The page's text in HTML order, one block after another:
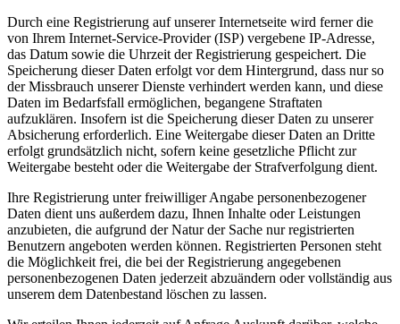
Durch eine Registrierung auf unserer Internetseite wird ferner die
von Ihrem Internet-Service-Provider (ISP) vergebene IP-Adresse,
das Datum sowie die Uhrzeit der Registrierung gespeichert. Die
Speicherung dieser Daten erfolgt vor dem Hintergrund, dass nur so
der Missbrauch unserer Dienste verhindert werden kann, und diese
Daten im Bedarfsfall ermöglichen, begangene Straftaten
aufzuklären. Insofern ist die Speicherung dieser Daten zu unserer
Absicherung erforderlich. Eine Weitergabe dieser Daten an Dritte
erfolgt grundsätzlich nicht, sofern keine gesetzliche Pflicht zur
Weitergabe besteht oder die Weitergabe der Strafverfolgung dient.
Ihre Registrierung unter freiwilliger Angabe personenbezogener
Daten dient uns außerdem dazu, Ihnen Inhalte oder Leistungen
anzubieten, die aufgrund der Natur der Sache nur registrierten
Benutzern angeboten werden können. Registrierten Personen steht
die Möglichkeit frei, die bei der Registrierung angegebenen
personenbezogenen Daten jederzeit abzuändern oder vollständig aus
unserem dem Datenbestand löschen zu lassen.